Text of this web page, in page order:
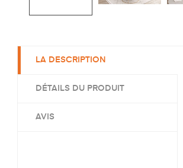
LA DESCRIPTION
DÉTAILS DU PRODUIT
AVIS